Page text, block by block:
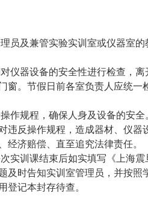
员及兼管实验实训室或仪器室的
仪器设备的安全性进行检查，
窗。节假日前各室负责人应统一
作规程，确保人身及设备的安全
违反操作规程，造成器材、仪器
济赔偿、直至追究法律责任。
实训课结束后如实填写《上海震
及时告知实训室管理员，并按照
登记本封存待查。